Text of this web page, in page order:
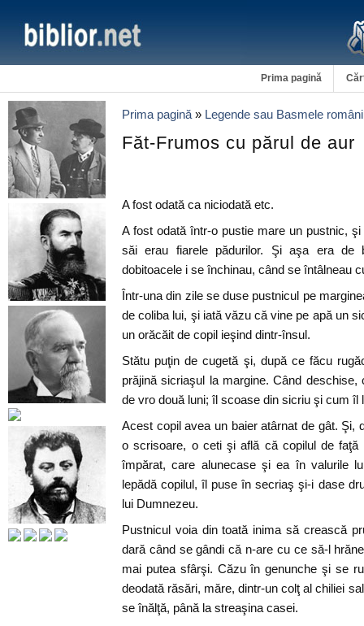
Prima pagină
Prima pagină » Legende sau Basmele
Făt-Frumos cu părul de aur
A fost odată ca niciodată etc.
A fost odată într-o pustie mare un pustnic,
săi erau fiarele pădurilor. Şi aşa era de
dobitoacele i se închinau, când se întâlneau
Într-una din zile se duse pustnicul pe
de coliba lui, şi iată văzu că vine pe apă un
un orăcăit de copil ieşind dintr-însul.
Stătu puţin de cugetă şi, după ce făcu
prăjină sicriaşul la margine. Când
de vro două luni; îl scoase din sicriu şi cum îl
Acest copil avea un baier atârnat de gât. Şi,
o scrisoare, o ceti şi află că copilul de
împărat, care alunecase şi ea în valurile
lepădă copilul, îl puse în secriaş şi-i dase
lui Dumnezeu.
Pustnicul voia din toată inima să crească
dară când se gândi că n-are cu ce să-l
mai putea sfârşi. Căzu în genunche şi se
deodată răsări, măre, dintr-un colţ al chiliei
se înălţă, până la streaşina casei.